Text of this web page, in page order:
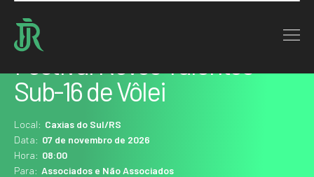
Home : Agenda
Sub-16 de Vôlei
Local: Caxias do Sul/RS
Data: 07 de novembro de 2026
Hora: 08:00
Para: Associados e Não Associados